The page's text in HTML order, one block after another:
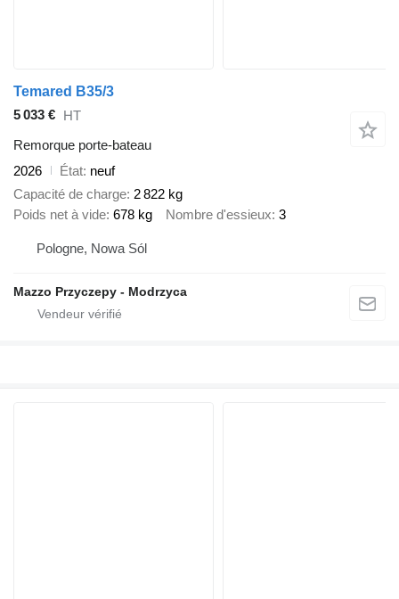
Temared B35/3
5 033 € HT
Remorque porte-bateau
2026
État neuf
Capacité de charge 2 822 kg
Poids net à vide 678 kg Nombre d'essieux 3
Pologne, Nowa Sól
Mazzo Przyczepy - Modrzyca